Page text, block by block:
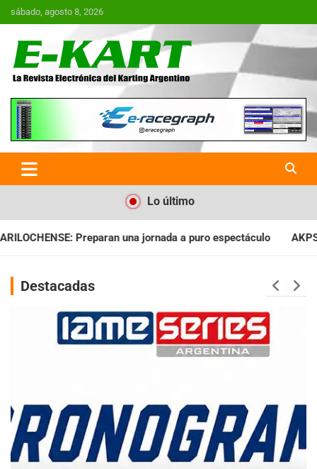
Saltar
al
sábado, agosto 8, 2026
E-Kart.com.ar | La Revista
Electrónica del Karting en
Argentina
Lo último
a puro espectáculo AKPS: Intervino la IGJ y oficializó el
Destacadas